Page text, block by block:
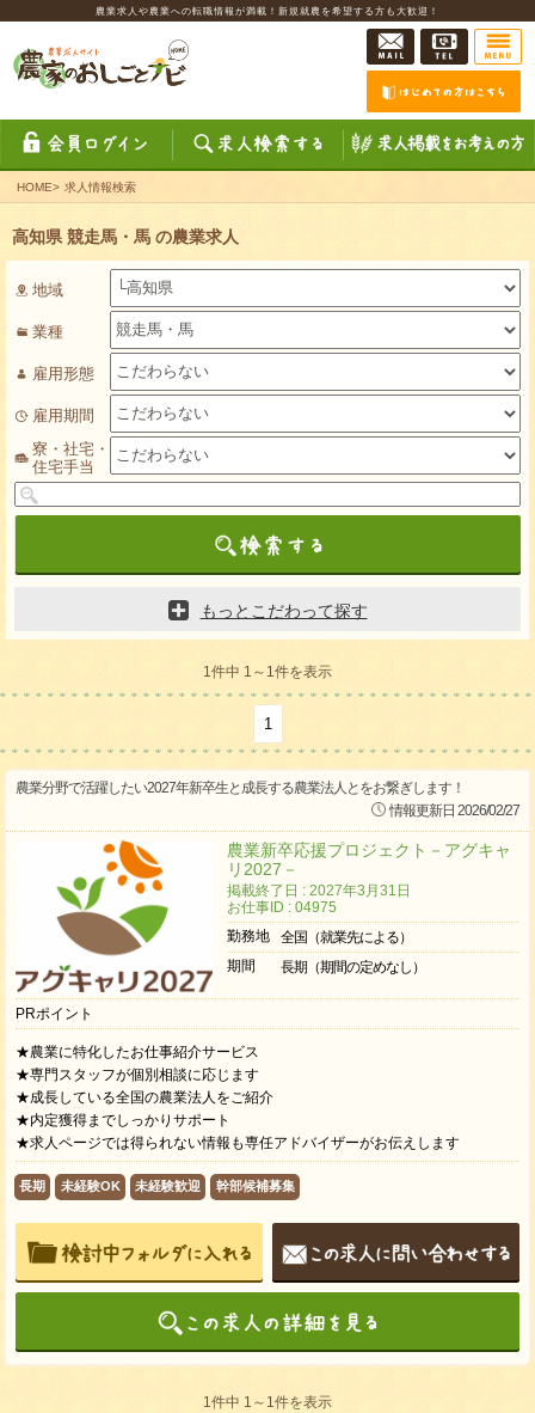
農業求人や農業への転職情報が満載！新規就農を希望する方も大歓迎！
HOME> 求人情報検索
高知県 競走馬・馬 の農業求人
地域
業種
雇用形態
雇用期間
寮・社宅・
住宅手当
もっとこだわって探す
1件中 1～1件を表示
1
農業分野で活躍したい2027年新卒生と成長する農業法人とをお繋ぎします！
情報更新日 2026/02/27
農業新卒応援プロジェクト－アグキャ
リ2027－
掲載終了日 : 2027年3月31日
お仕事ID : 04975
勤務地
全国（就業先による）
期間
長期（期間の定めなし）
PRポイント
★農業に特化したお仕事紹介サービス
★専門スタッフが個別相談に応じます
★成長している全国の農業法人をご紹介
★内定獲得までしっかりサポート
★求人ページでは得られない情報も専任アドバイザーがお伝えします
長期 未経験OK 未経験歓迎 幹部候補募集
1件中 1～1件を表示